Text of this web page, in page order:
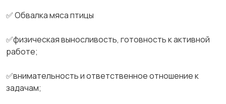
✅ Обвалка мяса птицы
✅физическая выносливость, готовность к активной
работе;
✅внимательность и ответственное отношение к
задачам;